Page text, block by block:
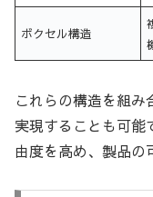
ボクセル構造
これらの構造を組み
実現することも可能
由度を高め、製品の